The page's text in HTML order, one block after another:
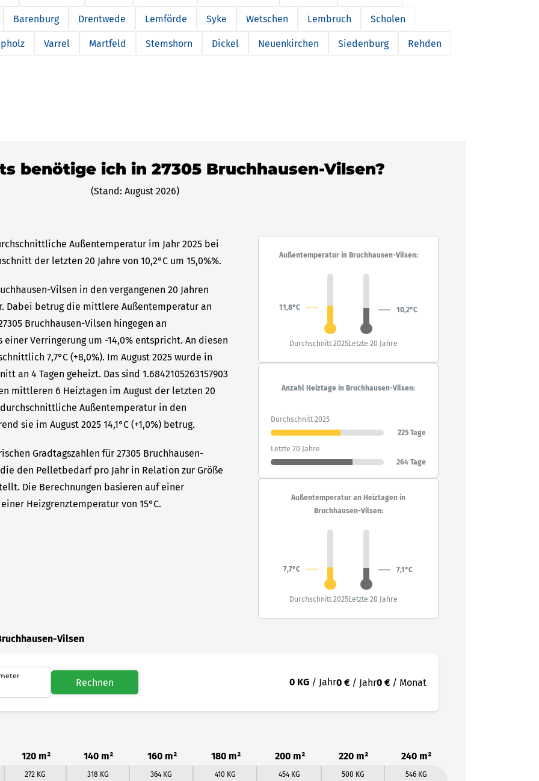
Barenburg Drentwede Lemförde Syke Wetschen Lembruch Scholen
Varrel Martfeld Stemshorn Dickel Neuenkirchen Siedenburg Rehden
benötige ich in 27305 Bruchhausen-Vilsen?
(Stand: August 2026)
Außentemperatur im Jahr 2025 bei
der letzten 20 Jahre von 10,2°C um 15,0%%.
Vilsen in den vergangenen 20 Jahren
Dabei betrug die mittlere Außentemperatur an
Bruchhausen-Vilsen hingegen an
Verringerung um -14,0% entspricht. An diesen
7,7°C (+8,0%). Im August 2025 wurde in
an 4 Tagen geheizt. Das sind 1.6842105263157903
mittleren 6 Heiztagen im August der letzten 20
Außentemperatur in den
sie im August 2025 14,1°C (+1,0%) betrug.
Gradtagszahlen für 27305 Bruchhausen-
den Pelletbedarf pro Jahr in Relation zur Größe
Die Berechnungen basieren auf einer
Heizgrenztemperatur von 15°C.
Außentemperatur in Bruchhausen-Vilsen:
11,8°C 10,2°C
Durchschnitt 2025Letzte 20 Jahre
Anzahl Heiztage in Bruchhausen-Vilsen:
Durchschnitt 2025
225 Tage
Letzte 20 Jahre
264 Tage
Außentemperatur an Heiztagen in
Bruchhausen-Vilsen:
7,7°C 7,1°C
Durchschnitt 2025Letzte 20 Jahre
Vilsen
Rechnen 0 KG / Jahr0 € / Jahr0 € / Monat
120 m² 140 m² 160 m² 180 m² 200 m² 220 m² 240 m²
272 KG 318 KG 364 KG 410 KG 454 KG 500 KG 546 KG